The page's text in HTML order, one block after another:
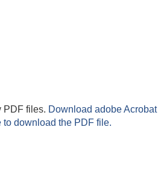
PDF files. Download adobe Acrobat
to download the PDF file.